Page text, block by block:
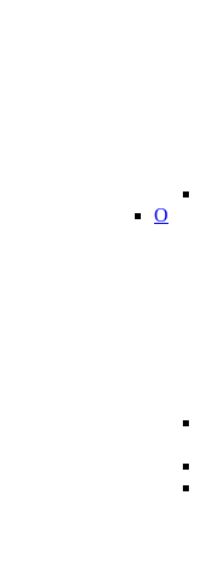
O